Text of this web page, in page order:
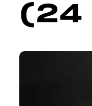
(24